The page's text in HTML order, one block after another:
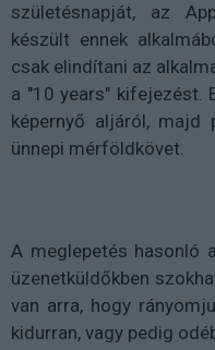
születésnapját, az
készült ennek
csak elindítani az
a "10 years" kifejezést.
képernyő aljáról, majd
ünnepi mérföldkövet.
A meglepetés hasonló
üzenetküldőkben
van arra, hogy
kidurran, vagy pedig